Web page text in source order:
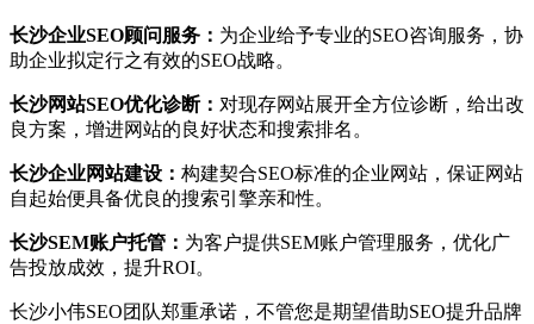
长沙企业SEO顾问服务： 为企业给予专业的SEO咨询服务，协
助企业拟定行之有效的SEO战略。
长沙网站SEO优化诊断： 对现存网站展开全方位诊断，给出改
良方案，增进网站的良好状态和搜索排名。
长沙企业网站建设： 构建契合SEO标准的企业网站，保证网站
自起始便具备优良的搜索引擎亲和性。
长沙SEM账户托管： 为客户提供SEM账户管理服务，优化广
告投放成效，提升ROI。
长沙小伟SEO团队郑重承诺，不管您是期望借助SEO提升品牌